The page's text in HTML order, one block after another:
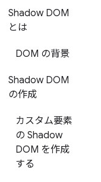
Shadow DOM
とは
DOM の背景
Shadow DOM
の作成
カスタム要素
の Shadow
DOM を作成
する